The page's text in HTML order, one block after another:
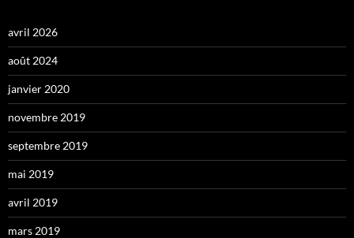
avril 2026
août 2024
janvier 2020
novembre 2019
septembre 2019
mai 2019
avril 2019
mars 2019